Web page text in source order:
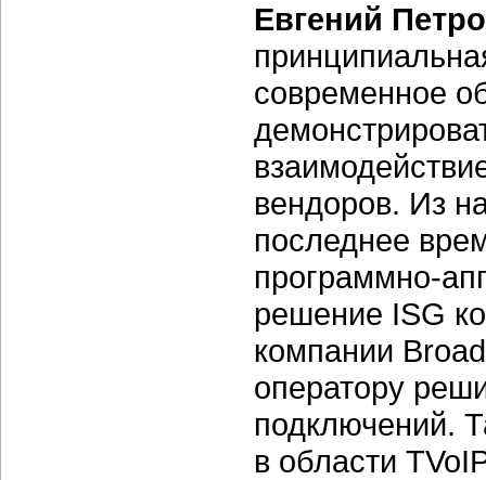
Евгений
современное
вендоров. Из
последнее
программно-
решение ISG
компании
оператору
подключений.
в области